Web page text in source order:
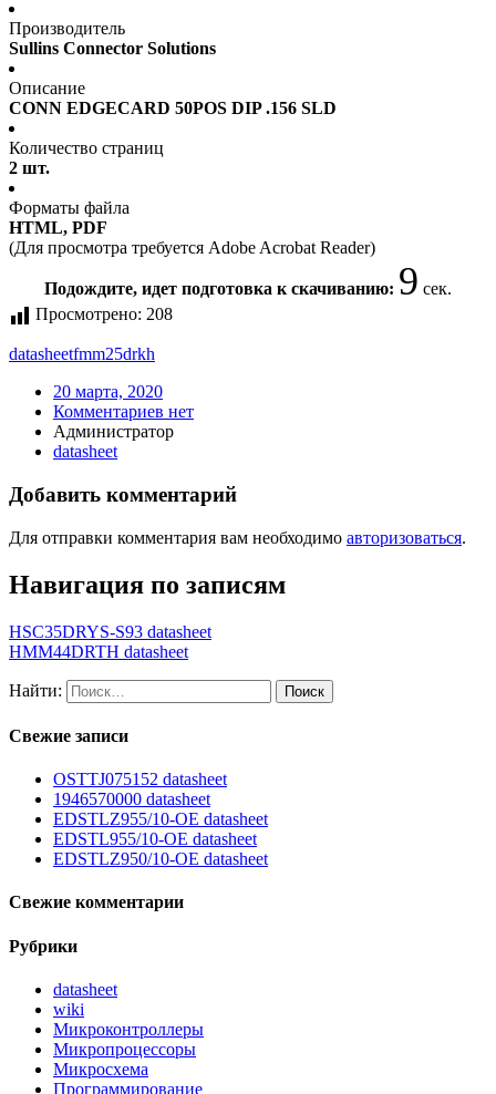
Производитель
Sullins Connector Solutions
Описание
CONN EDGECARD 50POS DIP .156 SLD
Количество страниц
2 шт.
Форматы файла
HTML, PDF
(Для просмотра требуется Adobe Acrobat Reader)
Подождите, идет подготовка к скачиванию: 9 сек.
Просмотрено: 208
datasheetfmm25drkh
20 марта, 2020
Комментариев нет
Администратор
datasheet
Добавить комментарий
Для отправки комментария вам необходимо авторизоваться.
Навигация по записям
HSC35DRYS-S93 datasheet
HMM44DRTH datasheet
Найти:
Свежие записи
OSTTJ075152 datasheet
1946570000 datasheet
EDSTLZ955/10-OE datasheet
EDSTL955/10-OE datasheet
EDSTLZ950/10-OE datasheet
Свежие комментарии
Рубрики
datasheet
wiki
Микроконтроллеры
Микропроцессоры
Микросхема
Программирование